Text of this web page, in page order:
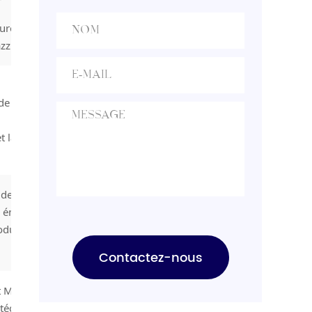
bain et de
la
gamme
haut de
en Europe
Contactez-nous